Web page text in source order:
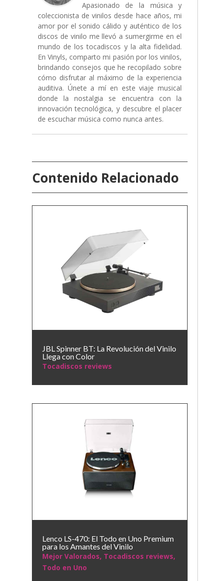
Apasionado de la música y
coleccionista de vinilos desde hace años, mi
amor por el sonido cálido y auténtico de los
discos de vinilo me llevó a sumergirme en el
mundo de los tocadiscos y la alta fidelidad.
En Vinyls, comparto mi pasión por los vinilos,
brindando consejos que he recopilado sobre
cómo disfrutar al máximo de la experiencia
auditiva. Únete a mí en este viaje musical
donde la nostalgia se encuentra con la
innovación tecnológica, y descubre el placer
de escuchar música como nunca antes.
Contenido Relacionado
JBL Spinner BT: La Revolución del Vinilo
Llega con Color
Tocadiscos reviews
Lenco LS-470: El Todo en Uno Premium
para los Amantes del Vinilo
Mejor Valorados, Tocadiscos reviews,
Todo en Uno